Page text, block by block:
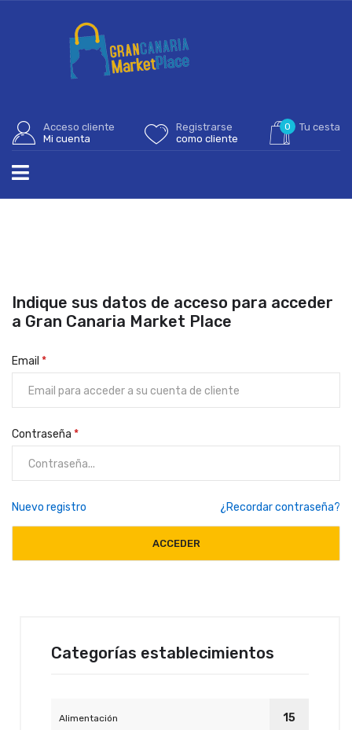
Acceso cliente
Mi cuenta
Registrarse
como cliente
0 Tu cesta
Indique sus datos de acceso para acceder
a Gran Canaria Market Place
Email *
Contraseña *
Nuevo registro ¿Recordar contraseña?
Categorías establecimientos
Alimentación 15